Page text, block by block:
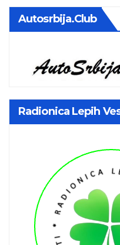
Autosrbija.club
Radionica Lepih